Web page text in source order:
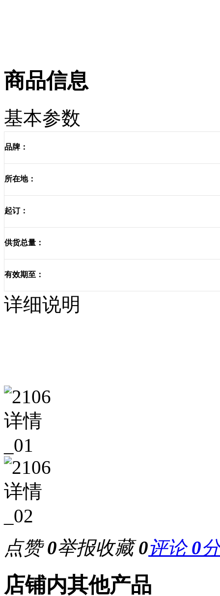
商品信息
基本参数
品牌：
所在地：
起订：
供货总量：
有效期至：
详细说明
点赞0举报收藏0评论0
店铺内其他产品